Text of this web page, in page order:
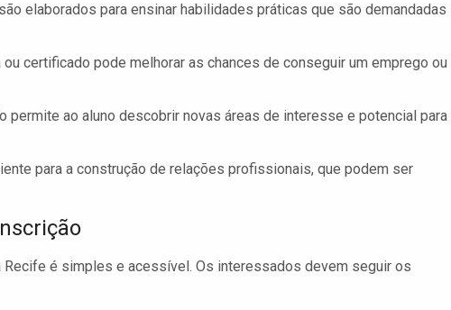
elaborados para ensinar habilidades práticas que são demandadas
ou certificado pode melhorar as chances de conseguir um emprego ou
permite ao aluno descobrir novas áreas de interesse e potencial para
para a construção de relações profissionais, que podem ser
é simples e acessível. Os interessados devem seguir os